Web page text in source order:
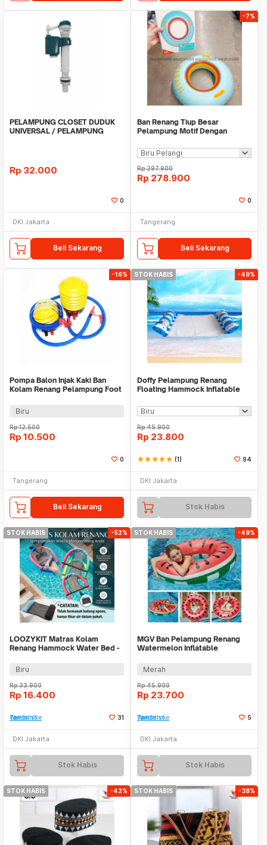
PELAMPUNG CLOSET DUDUK
UNIVERSAL / PELAMPUNG
Rp 32.000
0
DKI Jakarta
Beli Sekarang
-7%
Ban Renang Tiup Besar
Pelampung Motif Dengan
Rp297.900
Rp 278.900
0
Tangerang
Beli Sekarang
-16%
Pompa Balon Injak Kaki Ban
Kolam Renang Pelampung Foot
Biru
Rp12.500
Rp 10.500
0
Tangerang
Beli Sekarang
STOK HABIS -49%
Doffy Pelampung Renang
Floating Hammock Inflatable
Rp45.900
Rp 23.800
starstarstarstarstar (1) 94
DKI Jakarta
Stok Habis
STOK HABIS -52%
LOOZYKIT Matras Kolam
Renang Hammock Water Bed -
Biru
Rp33.900
Rp 16.400
Tambah ke Watchlist 31
DKI Jakarta
Stok Habis
STOK HABIS -49%
MGV Ban Pelampung Renang
Watermelon Inflatable
Merah
Rp45.900
Rp 23.700
Tambah ke Watchlist 5
DKI Jakarta
Stok Habis
STOK HABIS -42% STOK HABIS -38%